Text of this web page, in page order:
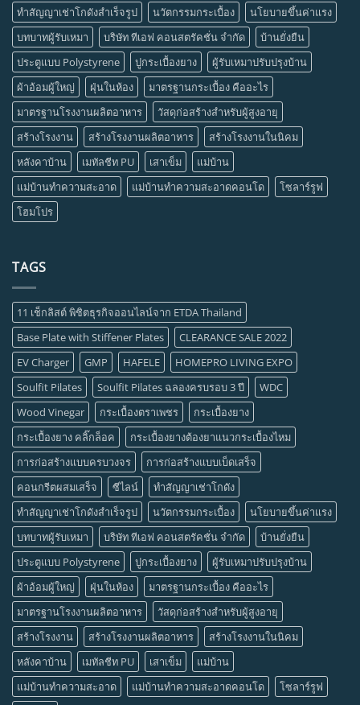
ทำสัญญาเช่าโกดังสำเร็จรูป
นวัตกรรมกระเบื้อง
นโยบายขึ้นค่าแรง
บทบาทผู้รับเหมา
บริษัท ทีเอฟ คอนสตรัคชั่น จำกัด
บ้านยั่งยืน
ประตูแบบ Polystyrene
ปูกระเบื้องยาง
ผู้รับเหมาปรับปรุงบ้าน
ผ้าอ้อมผู้ใหญ่
ฝุ่นในห้อง
มาตรฐานกระเบื้อง คืออะไร
มาตรฐานโรงงานผลิตอาหาร
วัสดุก่อสร้างสำหรับผู้สูงอายุ
สร้างโรงงาน
สร้างโรงงานผลิตอาหาร
สร้างโรงงานในนิคม
หลังคาบ้าน
เมทัลชีท PU เสาเข็ม
แม่บ้าน
แม่บ้านทำความสะอาด
แม่บ้านทำความสะอาดคอนโด
โซลาร์รูฟ
โฮมโปร
TAGS
11 เช็กลิสต์ พิชิตธุรกิจออนไลน์จาก ETDA Thailand
Base Plate with Stiffener Plates
CLEARANCE SALE 2022
EV Charger
GMP HAFELE
HOMEPRO LIVING EXPO
Soulfit Pilates
Soulfit Pilates ฉลองครบรอบ 3 ปี
WDC
Wood Vinegar
กระเบื้องตราเพชร
กระเบื้องยาง
กระเบื้องยาง คลิ๊กล็อค
กระเบื้องยางต้องยาแนวกระเบื้องไหม
การก่อสร้างแบบครบวงจร
การก่อสร้างแบบเบ็ดเสร็จ
คอนกรีตผสมเสร็จ
ซีไลน์
ทำสัญญาเช่าโกดัง
ทำสัญญาเช่าโกดังสำเร็จรูป
นวัตกรรมกระเบื้อง
นโยบายขึ้นค่าแรง
บทบาทผู้รับเหมา
บริษัท ทีเอฟ คอนสตรัคชั่น จำกัด
บ้านยั่งยืน
ประตูแบบ Polystyrene
ปูกระเบื้องยาง
ผู้รับเหมาปรับปรุงบ้าน
ผ้าอ้อมผู้ใหญ่
ฝุ่นในห้อง
มาตรฐานกระเบื้อง คืออะไร
มาตรฐานโรงงานผลิตอาหาร
วัสดุก่อสร้างสำหรับผู้สูงอายุ
สร้างโรงงาน
สร้างโรงงานผลิตอาหาร
สร้างโรงงานในนิคม
หลังคาบ้าน
เมทัลชีท PU เสาเข็ม
แม่บ้าน
แม่บ้านทำความสะอาด
แม่บ้านทำความสะอาดคอนโด
โซลาร์รูฟ